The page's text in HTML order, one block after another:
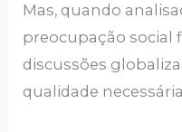
Mas, quando
preocupação social
discussões
qualidade